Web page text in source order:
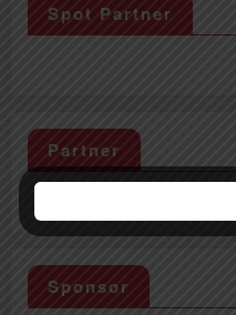
Spot Partner
Partner
Sponsor